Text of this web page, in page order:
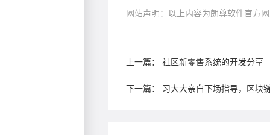
网站声明：以上内容为朗尊软件官方
上一篇： 社区新零售系统的开发分享
下一篇： 习大大亲自下场指导，区块